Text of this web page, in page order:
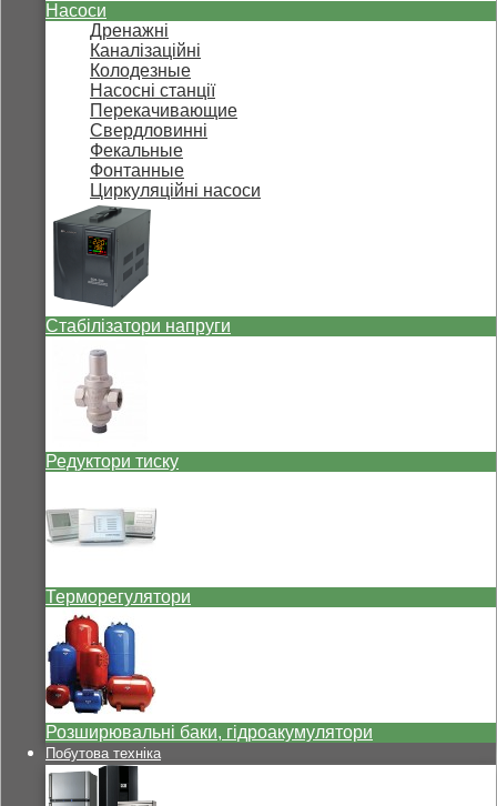
Насоси
Дренажні
Каналізаційні
Колодезные
Насосні станції
Перекачивающие
Свердловинні
Фекальные
Фонтанные
Циркуляційні насоси
Стабілізатори напруги
Редуктори тиску
Терморегулятори
Розширювальні баки, гідроакумулятори
Побутова техніка